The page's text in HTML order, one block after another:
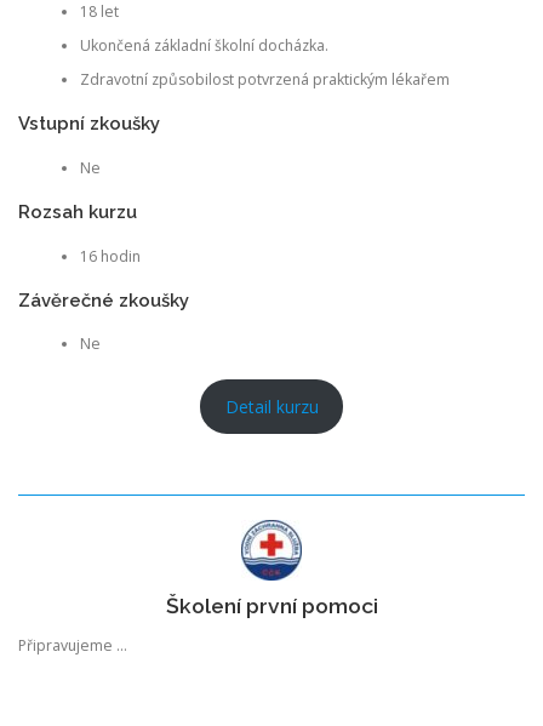
18 let
Ukončená základní školní docházka.
Zdravotní způsobilost potvrzená praktickým lékařem
Vstupní zkoušky
Ne
Rozsah kurzu
16 hodin
Závěrečné zkoušky
Ne
Detail kurzu
Školení první pomoci
Připravujeme …